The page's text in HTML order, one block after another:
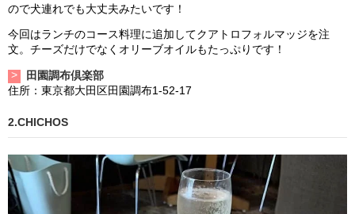
ので犬連れでも大丈夫みたいです！
今回はランチのコース料理に追加してクアトロフォルマッジを注
文。チーズだけでなくオリーブオイルもたっぷりです！
田園調布倶楽部
住所：東京都大田区田園調布1-52-17
2.CHICHOS